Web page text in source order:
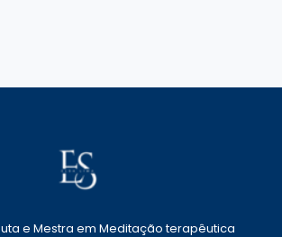
e Mestra em Meditação terapêutica